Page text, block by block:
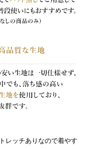
レッチありなので着やす
ロングドレス」